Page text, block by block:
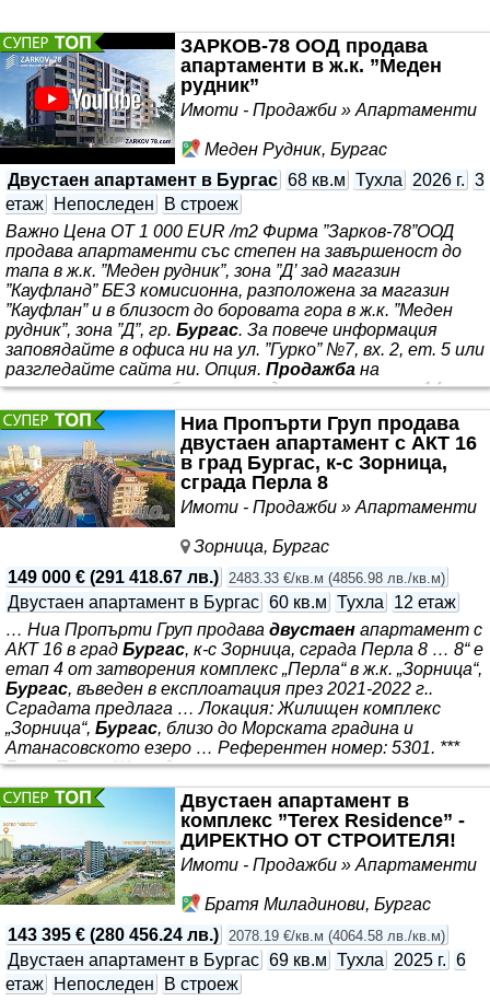
ЗАРКОВ-78 ООД продава
апартаменти в ж.к. ”Меден
рудник”
Имоти - Продажби » Апартаменти
Меден Рудник, Бургас
Двустаен апартамент в Бургас 68 кв.м Тухла 2026 г. 3
етаж
Непоследен
В строеж
Важно Цена ОТ 1 000 EUR /m2 Фирма ”Зарков-78”ООД
продава апартаменти със степен на завършеност до
тапа в ж.к. ”Меден рудник”, зона ”Д’ зад магазин
”Кауфланд” БЕЗ комисионна, разположена за магазин
”Кауфлан” и в близост до боровата гора в ж.к. ”Меден
рудник”, зона ”Д”, гр. Бургас. За повече информация
заповядайте в офиса ни на ул. ”Гурко” №7, вх. 2, ет. 5 или
разгледайте сайта ни. Опция. Продажба на
апартаменти чрез банково кредитиране от акт 14 с
индивидуални условия за клиента.
Ниа Пропърти Груп продава
двустаен апартамент с АКТ 16
в град Бургас, к-с Зорница,
сграда Перла 8
Имоти - Продажби » Апартаменти
Зорница, Бургас
149 000 € (291 418.67 лв.) 2483.33 €/кв.м (4856.98 лв./кв.м)
Двустаен апартамент в Бургас 60 кв.м Тухла
12 етаж
… Ниа Пропърти Груп продава двустаен апартамент с
АКТ 16 в град Бургас, к-с Зорница, сграда Перла 8 … 8“ е
етап 4 от затворения комплекс „Перла“ в ж.к. „Зорница“,
Бургас, въведен в експлоатация през 2021-2022 г..
Сградата предлага … Локация: Жилищен комплекс
„Зорница“, Бургас, близо до Морската градина и
Атанасовското езеро … Референтен номер: 5301. ***
Блок „Перла *** средиземноморска архитектура,
тухлена конструкция, басейни, контролиран достъп и
удобна локация до Морската градина. Апартаментите
се продават в степен на завършеност по БДС. Основни
характеристики на Перла 8: *** . Архитектура
Двустаен апартамент в
комплекс ”Terex Residence” -
ДИРЕКТНО ОТ СТРОИТЕЛЯ!
Имоти - Продажби » Апартаменти
Братя Миладинови, Бургас
143 395 € (280 456.24 лв.) 2078.19 €/кв.м (4064.58 лв./кв.м)
Двустаен апартамент в Бургас 69 кв.м Тухла 2025 г. 6
етаж
Непоследен
В строеж